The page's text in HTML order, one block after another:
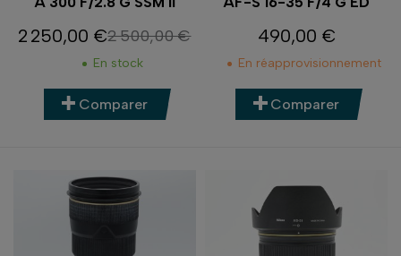
Prix
2 250,00 €Prix de base
2 500,00 €
En stock
Comparer
Prix
490,00 €
En réapprovisionnement
Comparer